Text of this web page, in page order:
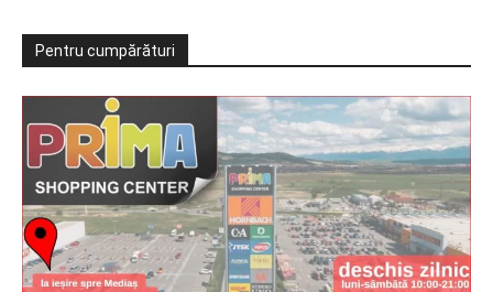
Pentru cumpărături